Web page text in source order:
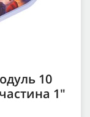
10
1"